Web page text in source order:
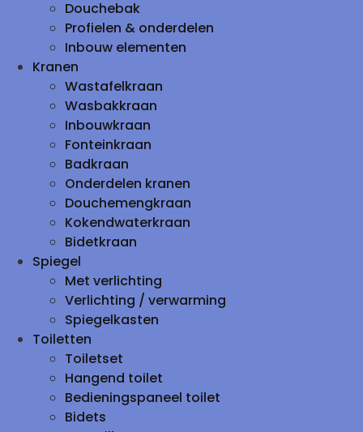
Douchebak
Profielen & onderdelen
Inbouw elementen
Kranen
Wastafelkraan
Wasbakkraan
Inbouwkraan
Fonteinkraan
Badkraan
Onderdelen kranen
Douchemengkraan
Kokendwaterkraan
Bidetkraan
Spiegel
Met verlichting
Verlichting / verwarming
Spiegelkasten
Toiletten
Toiletset
Hangend toilet
Bedieningspaneel toilet
Bidets